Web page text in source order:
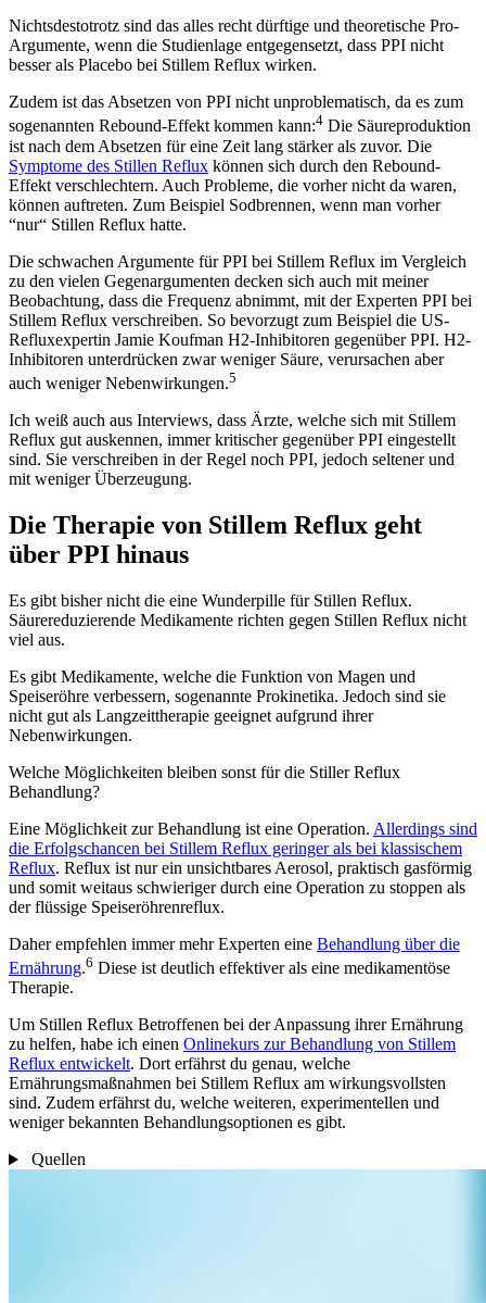
Nichtsdestotrotz sind das alles recht dürftige und theoretische Pro-
Argumente, wenn die Studienlage entgegensetzt, dass PPI nicht
besser als Placebo bei Stillem Reflux wirken.
Zudem ist das Absetzen von PPI nicht unproblematisch, da es zum
sogenannten Rebound-Effekt kommen kann:4 Die Säureproduktion
ist nach dem Absetzen für eine Zeit lang stärker als zuvor. Die
Symptome des Stillen Reflux können sich durch den Rebound-
Effekt verschlechtern. Auch Probleme, die vorher nicht da waren,
können auftreten. Zum Beispiel Sodbrennen, wenn man vorher
“nur“ Stillen Reflux hatte.
Die schwachen Argumente für PPI bei Stillem Reflux im Vergleich
zu den vielen Gegenargumenten decken sich auch mit meiner
Beobachtung, dass die Frequenz abnimmt, mit der Experten PPI bei
Stillem Reflux verschreiben. So bevorzugt zum Beispiel die US-
Refluxexpertin Jamie Koufman H2-Inhibitoren gegenüber PPI. H2-
Inhibitoren unterdrücken zwar weniger Säure, verursachen aber
auch weniger Nebenwirkungen.5
Ich weiß auch aus Interviews, dass Ärzte, welche sich mit Stillem
Reflux gut auskennen, immer kritischer gegenüber PPI eingestellt
sind. Sie verschreiben in der Regel noch PPI, jedoch seltener und
mit weniger Überzeugung.
Die Therapie von Stillem Reflux geht
über PPI hinaus
Es gibt bisher nicht die eine Wunderpille für Stillen Reflux.
Säurereduzierende Medikamente richten gegen Stillen Reflux nicht
viel aus.
Es gibt Medikamente, welche die Funktion von Magen und
Speiseröhre verbessern, sogenannte Prokinetika. Jedoch sind sie
nicht gut als Langzeittherapie geeignet aufgrund ihrer
Nebenwirkungen.
Welche Möglichkeiten bleiben sonst für die Stiller Reflux
Behandlung?
Eine Möglichkeit zur Behandlung ist eine Operation. Allerdings sind
die Erfolgschancen bei Stillem Reflux geringer als bei klassischem
Reflux. Reflux ist nur ein unsichtbares Aerosol, praktisch gasförmig
und somit weitaus schwieriger durch eine Operation zu stoppen als
der flüssige Speiseröhrenreflux.
Daher empfehlen immer mehr Experten eine Behandlung über die
Ernährung.6 Diese ist deutlich effektiver als eine medikamentöse
Therapie.
Um Stillen Reflux Betroffenen bei der Anpassung ihrer Ernährung
zu helfen, habe ich einen Onlinekurs zur Behandlung von Stillem
Reflux entwickelt. Dort erfährst du genau, welche
Ernährungsmaßnahmen bei Stillem Reflux am wirkungsvollsten
sind. Zudem erfährst du, welche weiteren, experimentellen und
weniger bekannten Behandlungsoptionen es gibt.
Quellen